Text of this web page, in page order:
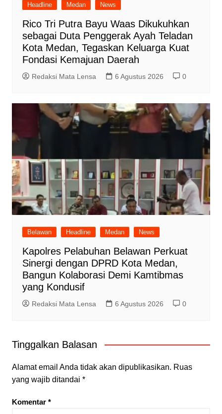
Headline Medan News
Rico Tri Putra Bayu Waas Dikukuhkan
sebagai Duta Penggerak Ayah Teladan
Kota Medan, Tegaskan Keluarga Kuat
Fondasi Kemajuan Daerah
Redaksi Mata Lensa 6 Agustus 2026 0
Belawan Headline Medan News
Kapolres Pelabuhan Belawan Perkuat
Sinergi dengan DPRD Kota Medan,
Bangun Kolaborasi Demi Kamtibmas
yang Kondusif
Redaksi Mata Lensa 6 Agustus 2026 0
Tinggalkan Balasan
Alamat email Anda tidak akan dipublikasikan. Ruas
yang wajib ditandai *
Komentar *